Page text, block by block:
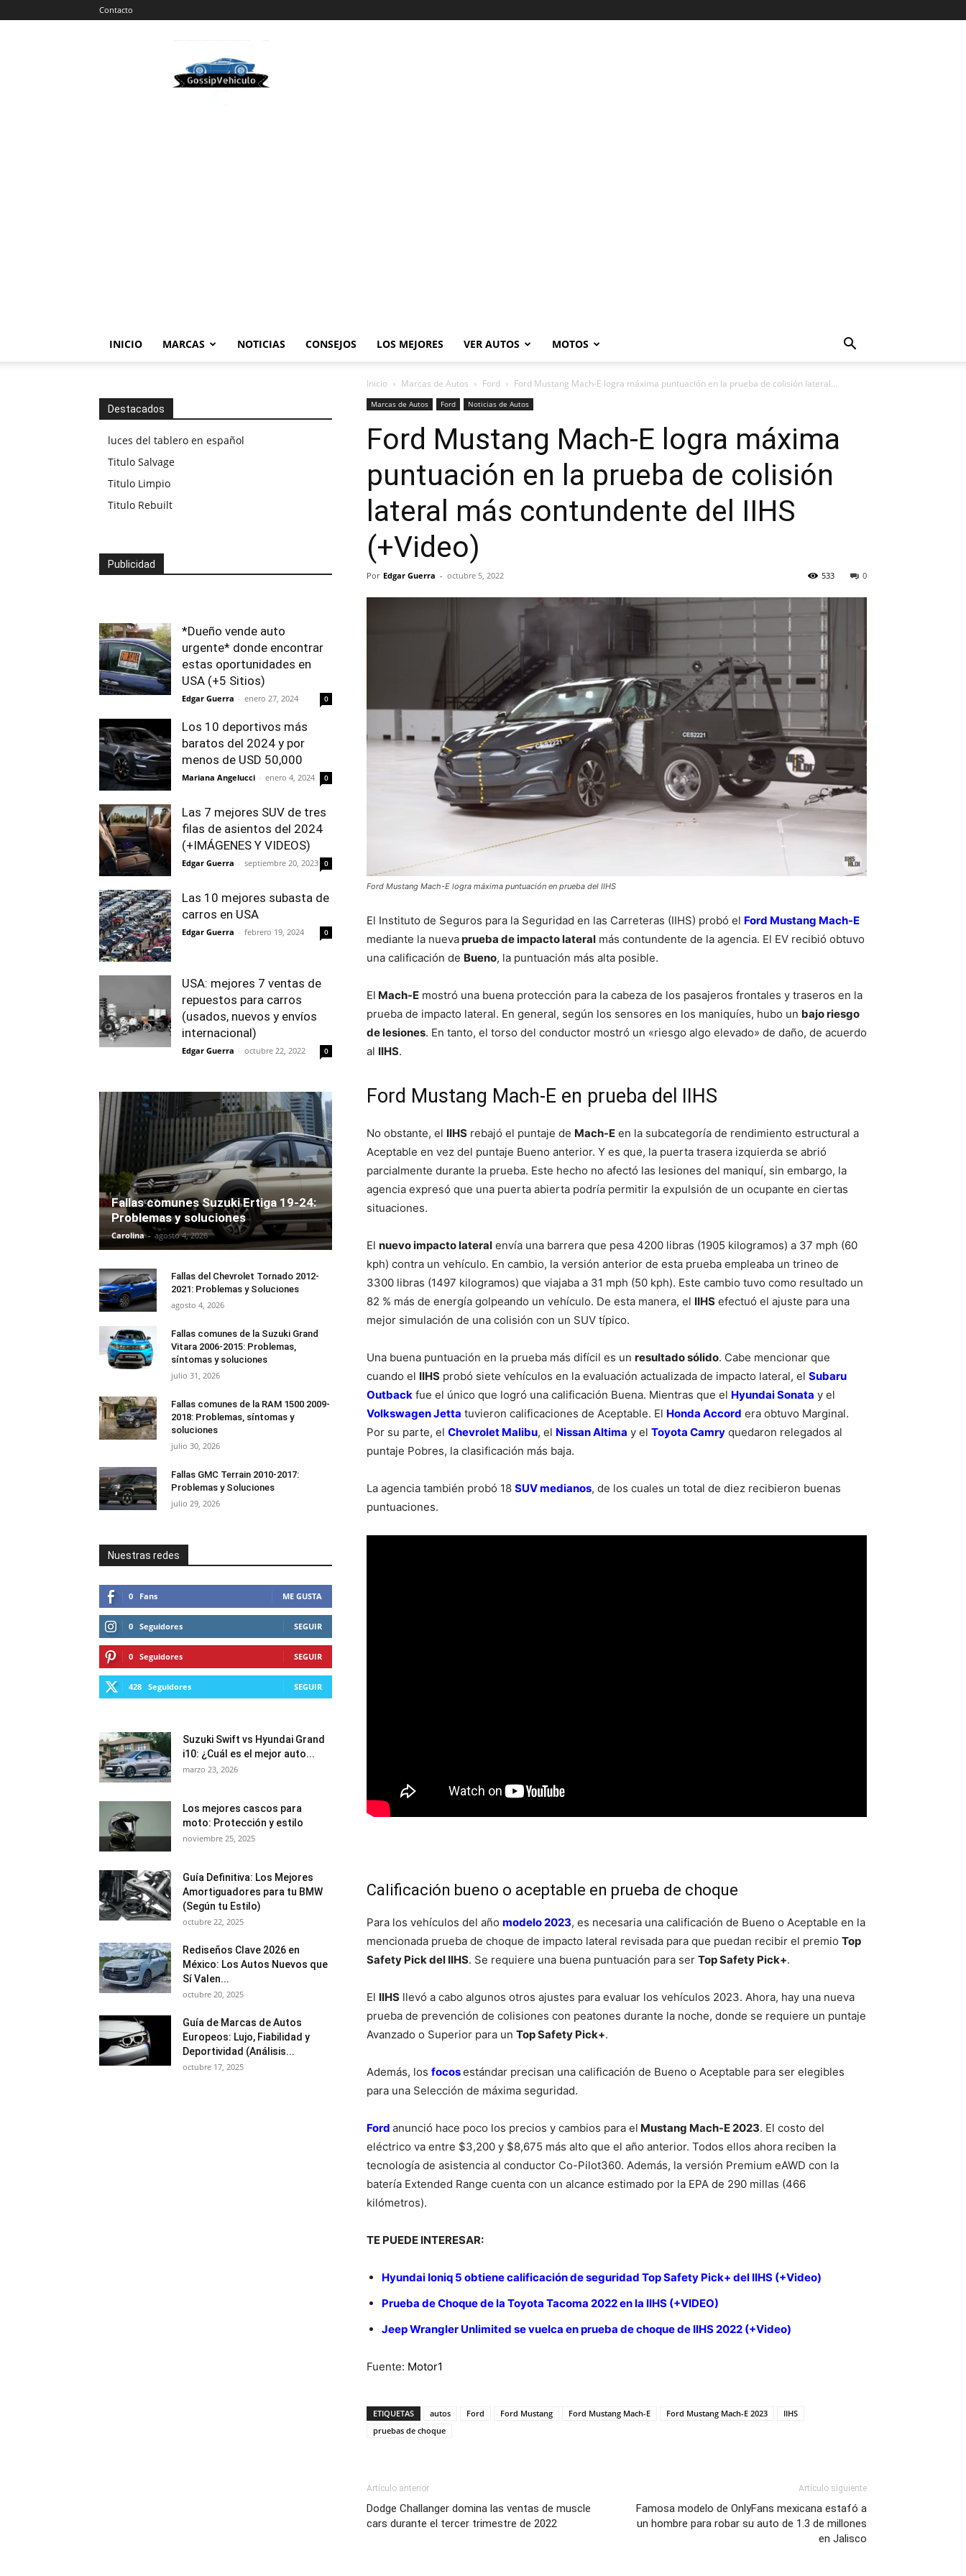
Contacto
Vehiculos
INICIO MARCAS NOTICIAS CONSEJOS LOS MEJORES VER AUTOS MOTOS
Inicio Marcas de Autos Ford Ford Mustang Mach-E logra máxima puntuación en la prueba de colisión lateral...
Marcas de Autos Ford Noticias de Autos
Ford Mustang Mach-E logra máxima
puntuación en la prueba de colisión
lateral más contundente del IIHS
(+Video)
Por Edgar Guerra - octubre 5, 2022 0
533
Ford Mustang Mach-E logra máxima puntuación en prueba del IIHS
El Instituto de Seguros para la Seguridad en las Carreteras (IIHS) probó el Ford Mustang Mach-E
mediante la nuevaprueba de impacto lateral más contundente de la agencia. El EV recibió obtuvo
una calificación de Bueno, la puntuación más alta posible.
El Mach-E mostró una buena protección para la cabeza de los pasajeros frontales y traseros en la
prueba de impacto lateral. En general, según los sensores en los maniquíes, hubo un bajo riesgo
de lesiones. En tanto, el torso del conductor mostró un «riesgo algo elevado» de daño, de acuerdo
al IIHS.
Ford Mustang Mach-E en prueba del IIHS
No obstante, el IIHS rebajó el puntaje de Mach-E en la subcategoría de rendimiento estructural a
Aceptable en vez del puntaje Bueno anterior. Y es que, la puerta trasera izquierda se abrió
parcialmente durante la prueba. Este hecho no afectó las lesiones del maniquí, sin embargo, la
agencia expresó que una puerta abierta podría permitir la expulsión de un ocupante en ciertas
situaciones.
El nuevo impacto lateral envía una barrera que pesa 4200 libras (1905 kilogramos) a 37 mph (60
kph) contra un vehículo. En cambio, la versión anterior de esta prueba empleaba un trineo de
3300 libras (1497 kilogramos) que viajaba a 31 mph (50 kph). Este cambio tuvo como resultado un
82 % más de energía golpeando un vehículo. De esta manera, el IIHS efectuó el ajuste para una
mejor simulación de una colisión con un SUV típico.
Una buena puntuación en la prueba más difícil es un resultado sólido. Cabe mencionar que
cuando el IIHS probó siete vehículos en la evaluación actualizada de impacto lateral, el Subaru
Outback fue el único que logró una calificación Buena. Mientras que el Hyundai Sonata y el
Volkswagen Jetta tuvieron calificaciones de Aceptable. El Honda Accord era obtuvo Marginal.
Por su parte, el Chevrolet Malibu, el Nissan Altima y el Toyota Camry quedaron relegados al
puntaje Pobres, la clasificación más baja.
La agencia también probó 18 SUV medianos, de los cuales un total de diez recibieron buenas
puntuaciones.
Calificación bueno o aceptable en prueba de choque
Para los vehículos del año modelo 2023, es necesaria una calificación de Bueno o Aceptable en la
mencionada prueba de choque de impacto lateral revisada para que puedan recibir el premio Top
Safety Pick del IIHS. Se requiere una buena puntuación para ser Top Safety Pick+.
El IIHS llevó a cabo algunos otros ajustes para evaluar los vehículos 2023. Ahora, hay una nueva
prueba de prevención de colisiones con peatones durante la noche, donde se requiere un puntaje
Avanzado o Superior para un Top Safety Pick+.
Además, los focosestándar precisan una calificación de Bueno o Aceptable para ser elegibles
para una Selección de máxima seguridad.
Ford anunció hace poco los precios y cambios para el Mustang Mach-E 2023. El costo del
eléctrico va entre $3,200 y $8,675 más alto que el año anterior. Todos ellos ahora reciben la
tecnología de asistencia al conductor Co-Pilot360. Además, la versión Premium eAWD con la
batería Extended Range cuenta con un alcance estimado por la EPA de 290 millas (466
kilómetros).
TE PUEDE INTERESAR:
Hyundai Ioniq 5 obtiene calificación de seguridad Top Safety Pick+ del IIHS (+Video)
Prueba de Choque de la Toyota Tacoma 2022 en la IIHS (+VIDEO)
Jeep Wrangler Unlimited se vuelca en prueba de choque de IIHS 2022 (+Video)
Fuente: Motor1
ETIQUETAS autos Ford Ford Mustang Ford Mustang Mach-E Ford Mustang Mach-E 2023
IIHS
pruebas de choque
Artículo anterior
Dodge Challanger domina las ventas de muscle
cars durante el tercer trimestre de 2022
Artículo siguiente
Famosa modelo de OnlyFans mexicana estafó a
un hombre para robar su auto de 1.3 de millones
en Jalisco
Destacados
luces del tablero en español
Titulo Salvage
Titulo Limpio
Titulo Rebuilt
Publicidad
*Dueño vende auto
urgente* donde encontrar
estas oportunidades en
USA (+5 Sitios)
Edgar Guerra - enero 27, 2024 0
Los 10 deportivos más
baratos del 2024 y por
menos de USD 50,000
Mariana Angelucci - enero 4, 2024 0
Las 7 mejores SUV de tres
filas de asientos del 2024
(+IMÁGENES Y VIDEOS)
Edgar Guerra - septiembre 20, 2023 0
Las 10 mejores subasta de
carros en USA
Edgar Guerra - febrero 19, 2024 0
USA: mejores 7 ventas de
repuestos para carros
(usados, nuevos y envíos
internacional)
Edgar Guerra - octubre 22, 2022 0
Fallas comunes Suzuki Ertiga 19-24:
Problemas y soluciones
Carolina - agosto 4, 2026
Fallas del Chevrolet Tornado 2012-
2021: Problemas y Soluciones
agosto 4, 2026
Fallas comunes de la Suzuki Grand
Vitara 2006-2015: Problemas,
síntomas y soluciones
julio 31, 2026
Fallas comunes de la RAM 1500 2009-
2018: Problemas, síntomas y
soluciones
julio 30, 2026
Fallas GMC Terrain 2010-2017:
Problemas y Soluciones
julio 29, 2026
Nuestras redes
0 Fans ME GUSTA
0 Seguidores SEGUIR
0 Seguidores SEGUIR
428 Seguidores SEGUIR
Suzuki Swift vs Hyundai Grand
i10: ¿Cuál es el mejor auto...
marzo 23, 2026
Los mejores cascos para
moto: Protección y estilo
noviembre 25, 2025
Guía Definitiva: Los Mejores
Amortiguadores para tu BMW
(Según tu Estilo)
octubre 22, 2025
Rediseños Clave 2026 en
México: Los Autos Nuevos que
Sí Valen...
octubre 20, 2025
Guía de Marcas de Autos
Europeos: Lujo, Fiabilidad y
Deportividad (Análisis...
octubre 17, 2025